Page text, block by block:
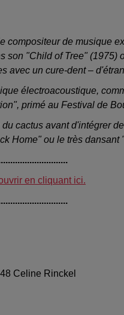
compositeur de musique
son "Child of Tree" (1975)
avec un cure-dent –
électroacoustique,
primé au Festival de
cactus avant d'intégrer
Home" ou le très dansant
en cliquant ici.
Celine Rinckel